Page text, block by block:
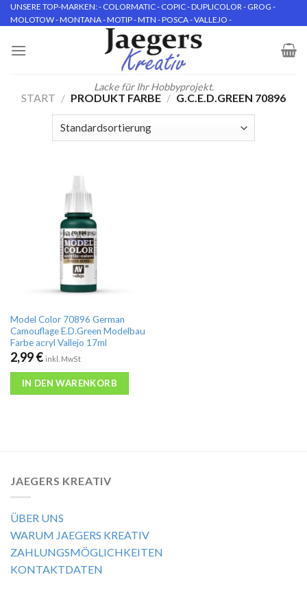
Skip
to
UNSERE TOP-MARKEN: - COLORMATIC - COPIC - DUPLICOLOR - GROG -
MOLOTOW - MONTANA - MOTIP - MTN - POSCA - VALLEJO -
Lacke für Ihr Hobbyprojekt.
START / PRODUKT FARBE / G.C.E.D.GREEN 70896
Model Color 70896 German
Camouflage E.D.Green Modelbau
Farbe acryl Vallejo 17ml
2,99€ inkl. MwSt
IN DEN WARENKORB
JAEGERS KREATIV
ÜBER UNS
WARUM JAEGERS KREATIV
ZAHLUNGSMÖGLICHKEITEN
KONTAKTDATEN